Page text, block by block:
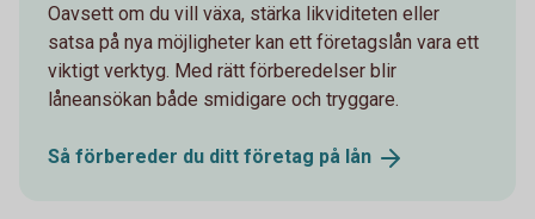
Oavsett om du vill växa, stärka likviditeten eller
satsa på nya möjligheter kan ett företagslån vara ett
viktigt verktyg. Med rätt förberedelser blir
låneansökan både smidigare och tryggare.
Så förbereder du ditt företag på lån